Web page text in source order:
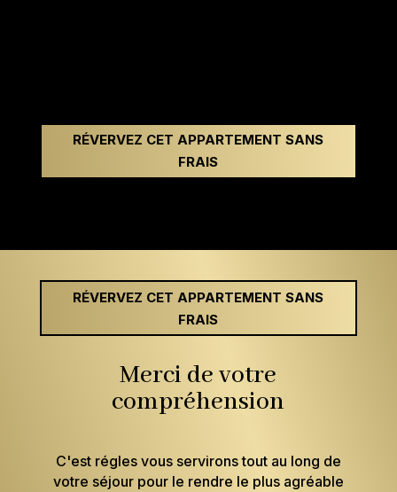
RÉVERVEZ CET APPARTEMENT SANS
FRAIS
RÉVERVEZ CET APPARTEMENT SANS
FRAIS
Merci de votre
compréhension
C'est régles vous servirons tout au long de
votre séjour pour le rendre le plus agréable